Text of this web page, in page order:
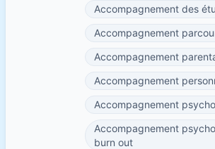
Accompagnement des
Accompagnement
Accompagnement
Accompagnement
Accompagnement
Accompagnement
burn out